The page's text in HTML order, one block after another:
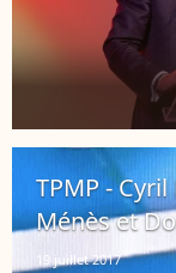
TPMP -
Ménès et
19 juillet 2017